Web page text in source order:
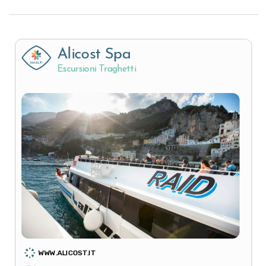
Alicost Spa
Escursioni Traghetti
WWW.ALICOST.IT